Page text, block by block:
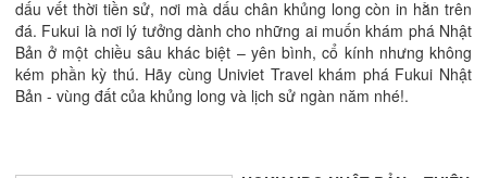
dấu vết thời tiền sử, nơi mà dấu chân khủng long còn in hằn trên
đá. Fukui là nơi lý tưởng dành cho những ai muốn khám phá Nhật
Bản ở một chiều sâu khác biệt – yên bình, cổ kính nhưng không
kém phần kỳ thú. Hãy cùng Univiet Travel khám phá Fukui Nhật
Bản - vùng đất của khủng long và lịch sử ngàn năm nhé!.